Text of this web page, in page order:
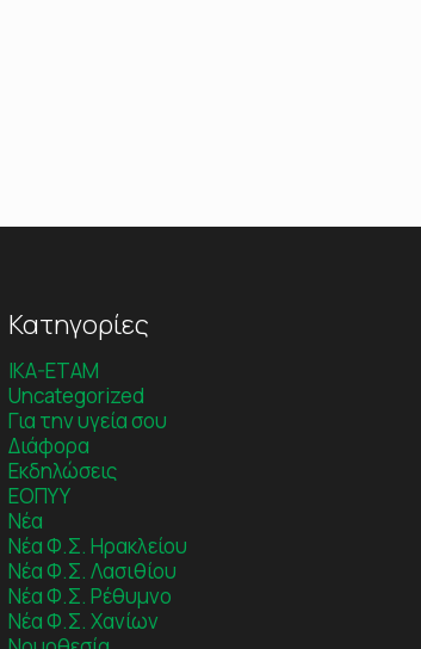
Κατηγορίες
IKA-ETAM
Uncategorized
Για την υγεία σου
Διάφορα
Εκδηλώσεις
ΕΟΠΥΥ
Νέα
Νέα Φ.Σ. Ηρακλείου
Νέα Φ.Σ. Λασιθίου
Νέα Φ.Σ. Ρέθυμνο
Νέα Φ.Σ. Χανίων